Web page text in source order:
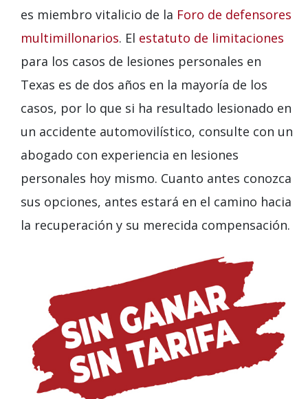
es miembro vitalicio de la Foro de defensores
multimillonarios. El estatuto de limitaciones
para los casos de lesiones personales en
Texas es de dos años en la mayoría de los
casos, por lo que si ha resultado lesionado en
un accidente automovilístico, consulte con un
abogado con experiencia en lesiones
personales hoy mismo. Cuanto antes conozca
sus opciones, antes estará en el camino hacia
la recuperación y su merecida compensación.